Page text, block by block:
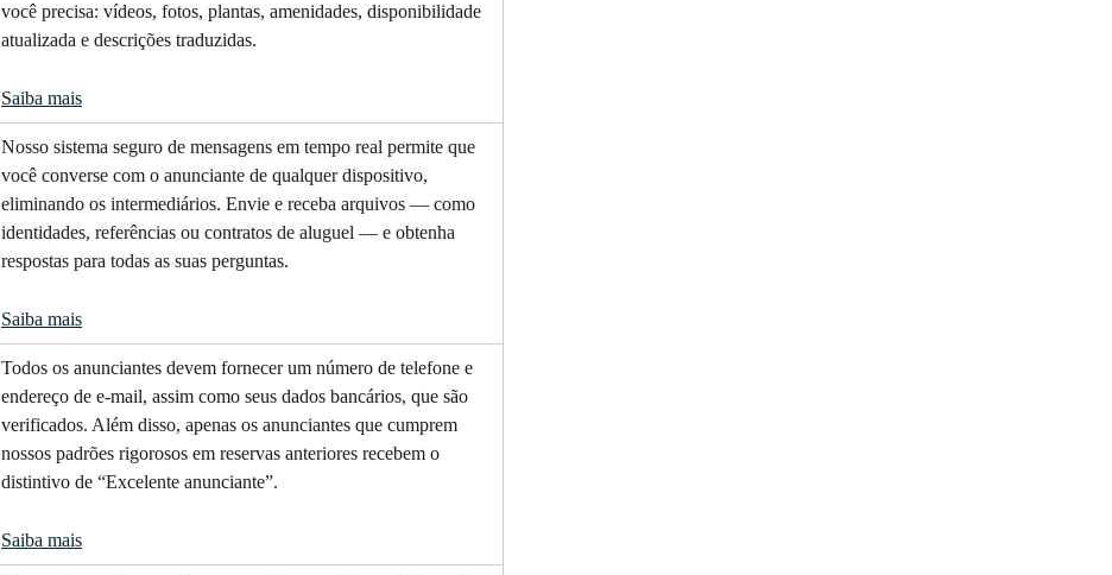
você precisa: vídeos, fotos, plantas, amenidades, disponibilidade
atualizada e descrições traduzidas.
Saiba mais
Nosso sistema seguro de mensagens em tempo real permite que
você converse com o anunciante de qualquer dispositivo,
eliminando os intermediários. Envie e receba arquivos — como
identidades, referências ou contratos de aluguel — e obtenha
respostas para todas as suas perguntas.
Saiba mais
Todos os anunciantes devem fornecer um número de telefone e
endereço de e-mail, assim como seus dados bancários, que são
verificados. Além disso, apenas os anunciantes que cumprem
nossos padrões rigorosos em reservas anteriores recebem o
distintivo de “Excelente anunciante”.
Saiba mais